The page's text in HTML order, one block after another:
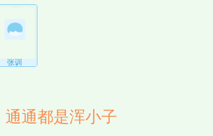
张训
通通都是浑小子